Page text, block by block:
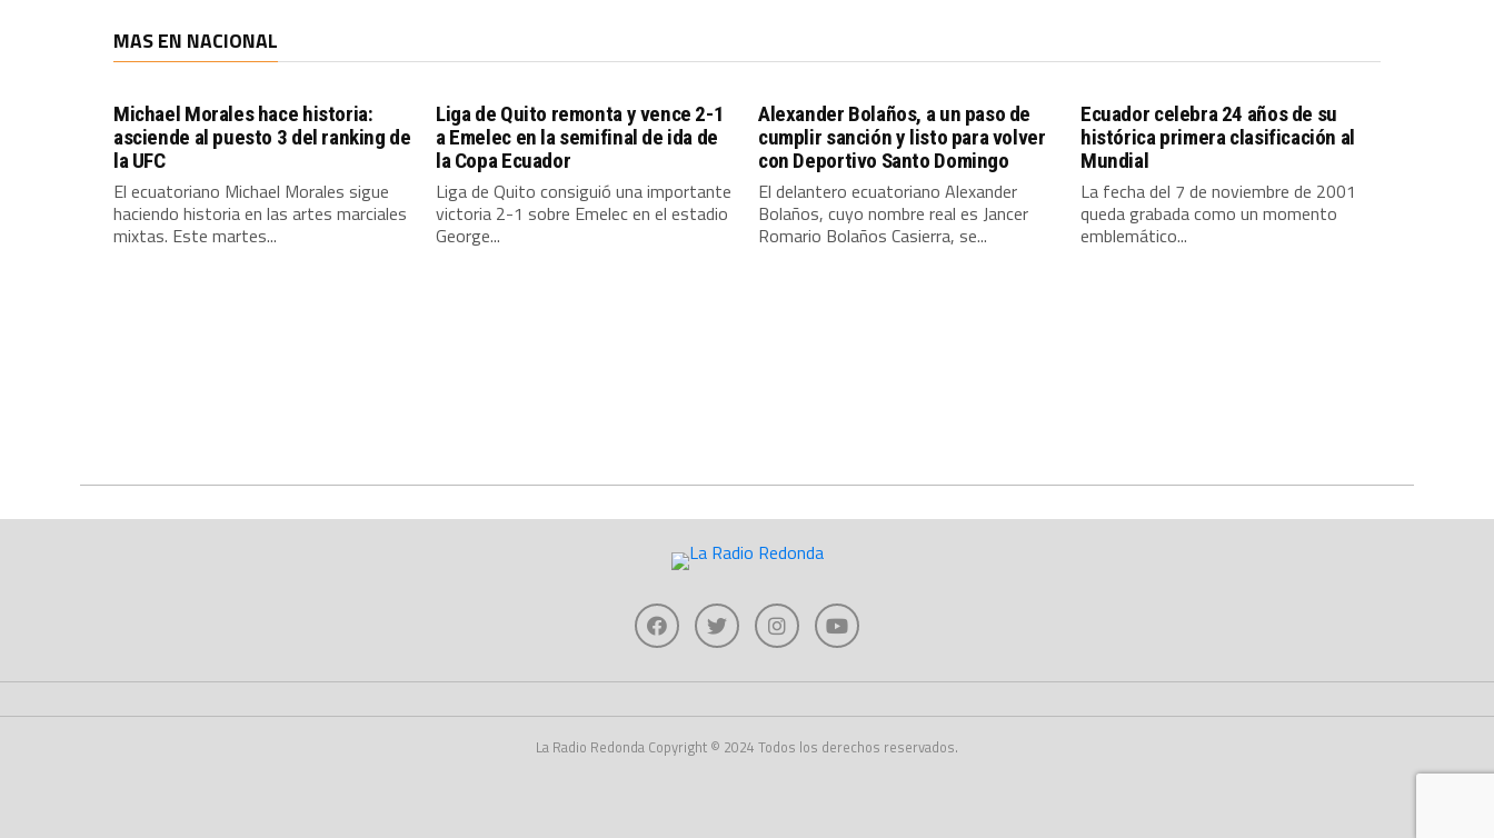
MAS EN NACIONAL
Michael Morales hace historia:
asciende al puesto 3 del ranking de
la UFC
El ecuatoriano Michael Morales sigue
haciendo historia en las artes marciales
mixtas. Este martes...
Liga de Quito remonta y vence 2-1
a Emelec en la semifinal de ida de
la Copa Ecuador
Liga de Quito consiguió una importante
victoria 2-1 sobre Emelec en el estadio
George...
Alexander Bolaños, a un paso de
cumplir sanción y listo para volver
con Deportivo Santo Domingo
El delantero ecuatoriano Alexander
Bolaños, cuyo nombre real es Jancer
Romario Bolaños Casierra, se...
Ecuador celebra 24 años de su
histórica primera clasificación al
Mundial
La fecha del 7 de noviembre de 2001
queda grabada como un momento
emblemático...
La Radio Redonda Copyright © 2024 Todos los derechos reservados.